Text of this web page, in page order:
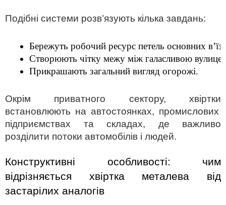
Подібні системи розв’язують кілька завдань:
Бережуть робочий ресурс петель основних
Створюють чітку межу між галасливою
Прикрашають загальний вигляд огорожі.
Окрім приватного сектору, хвіртки
встановлюють на автостоянках, промислових
підприємствах та складах, де важливо
розділити потоки автомобілів і людей.
Конструктивні особливості: чим
відрізняється хвіртка металева від
застарілих аналогів